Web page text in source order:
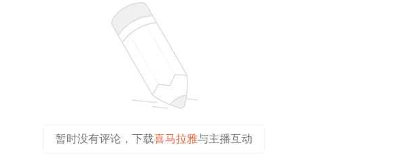
暂时没有评论，下载喜马拉雅与主播互动